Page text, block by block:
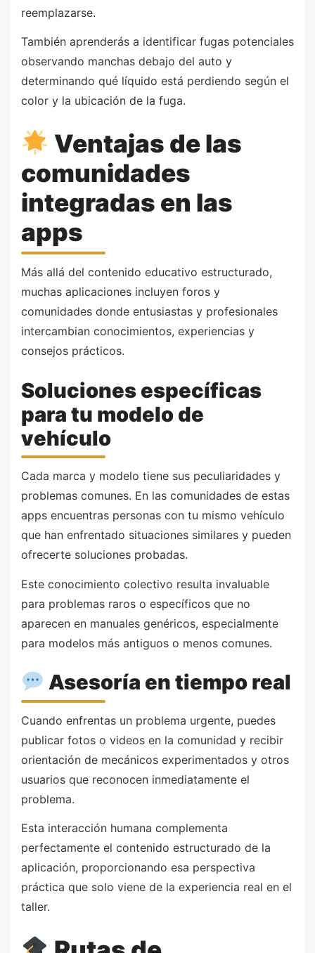
reemplazarse.
También aprenderás a identificar fugas potenciales
observando manchas debajo del auto y
determinando qué líquido está perdiendo según el
color y la ubicación de la fuga.
Ventajas de las
comunidades
integradas en las
apps
Más allá del contenido educativo estructurado,
muchas aplicaciones incluyen foros y
comunidades donde entusiastas y profesionales
intercambian conocimientos, experiencias y
consejos prácticos.
Soluciones específicas
para tu modelo de
vehículo
Cada marca y modelo tiene sus peculiaridades y
problemas comunes. En las comunidades de estas
apps encuentras personas con tu mismo vehículo
que han enfrentado situaciones similares y pueden
ofrecerte soluciones probadas.
Este conocimiento colectivo resulta invaluable
para problemas raros o específicos que no
aparecen en manuales genéricos, especialmente
para modelos más antiguos o menos comunes.
Asesoría en tiempo real
Cuando enfrentas un problema urgente, puedes
publicar fotos o videos en la comunidad y recibir
orientación de mecánicos experimentados y otros
usuarios que reconocen inmediatamente el
problema.
Esta interacción humana complementa
perfectamente el contenido estructurado de la
aplicación, proporcionando esa perspectiva
práctica que solo viene de la experiencia real en el
taller.